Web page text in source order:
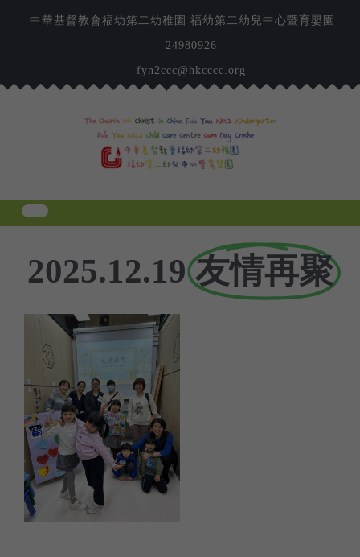
中華基督教會福幼第二幼稚園 福幼第二幼兒中心暨育嬰園
24980926
fyn2ccc@hkcccc.org
2025.12.19友情再聚